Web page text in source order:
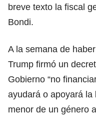
breve texto la fiscal
Bondi.
A la semana de
Trump firmó un
Gobierno “no
ayudará o apoyará la
menor de un género